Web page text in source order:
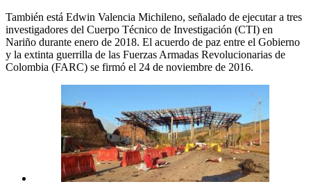
También está Edwin Valencia Michileno, señalado de ejecutar a tres
investigadores del Cuerpo Técnico de Investigación (CTI) en
Nariño durante enero de 2018. El acuerdo de paz entre el Gobierno
y la extinta guerrilla de las Fuerzas Armadas Revolucionarias de
Colombia (FARC) se firmó el 24 de noviembre de 2016.